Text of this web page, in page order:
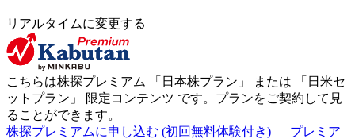
リアルタイムに変更する
こちらは株探プレミアム 「 日本株プラン 」 または 「 日米セ
ットプラン 」 限定コンテンツ です。プランをご契約して見
ることができます。
株探プレミアムに申し込む (初回無料体験付き)
プレミア